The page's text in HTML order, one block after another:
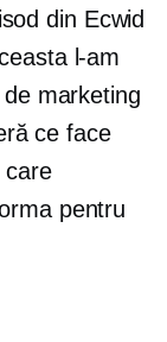
din Ecwid
l-am
marketing
ce face
care
pentru